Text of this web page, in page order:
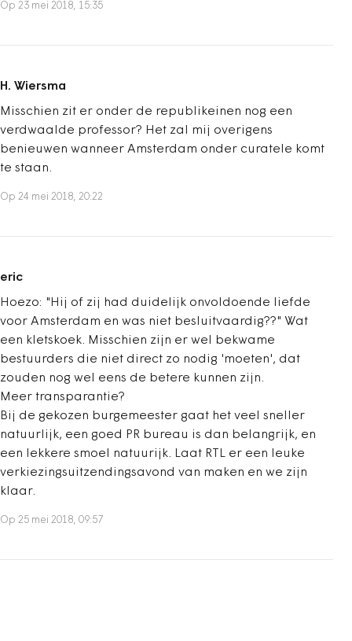
Op 23 mei 2018, 15:35
H. Wiersma
Misschien zit er onder de republikeinen nog een
verdwaalde professor? Het zal mij overigens
benieuwen wanneer Amsterdam onder curatele komt
te staan.
Op 24 mei 2018, 20:22
eric
Hoezo: "Hij of zij had duidelijk onvoldoende liefde
voor Amsterdam en was niet besluitvaardig??" Wat
een kletskoek. Misschien zijn er wel bekwame
bestuurders die niet direct zo nodig 'moeten', dat
zouden nog wel eens de betere kunnen zijn.
Meer transparantie?
Bij de gekozen burgemeester gaat het veel sneller
natuurlijk, een goed PR bureau is dan belangrijk, en
een lekkere smoel natuurijk. Laat RTL er een leuke
verkiezingsuitzendingsavond van maken en we zijn
klaar.
Op 25 mei 2018, 09:57